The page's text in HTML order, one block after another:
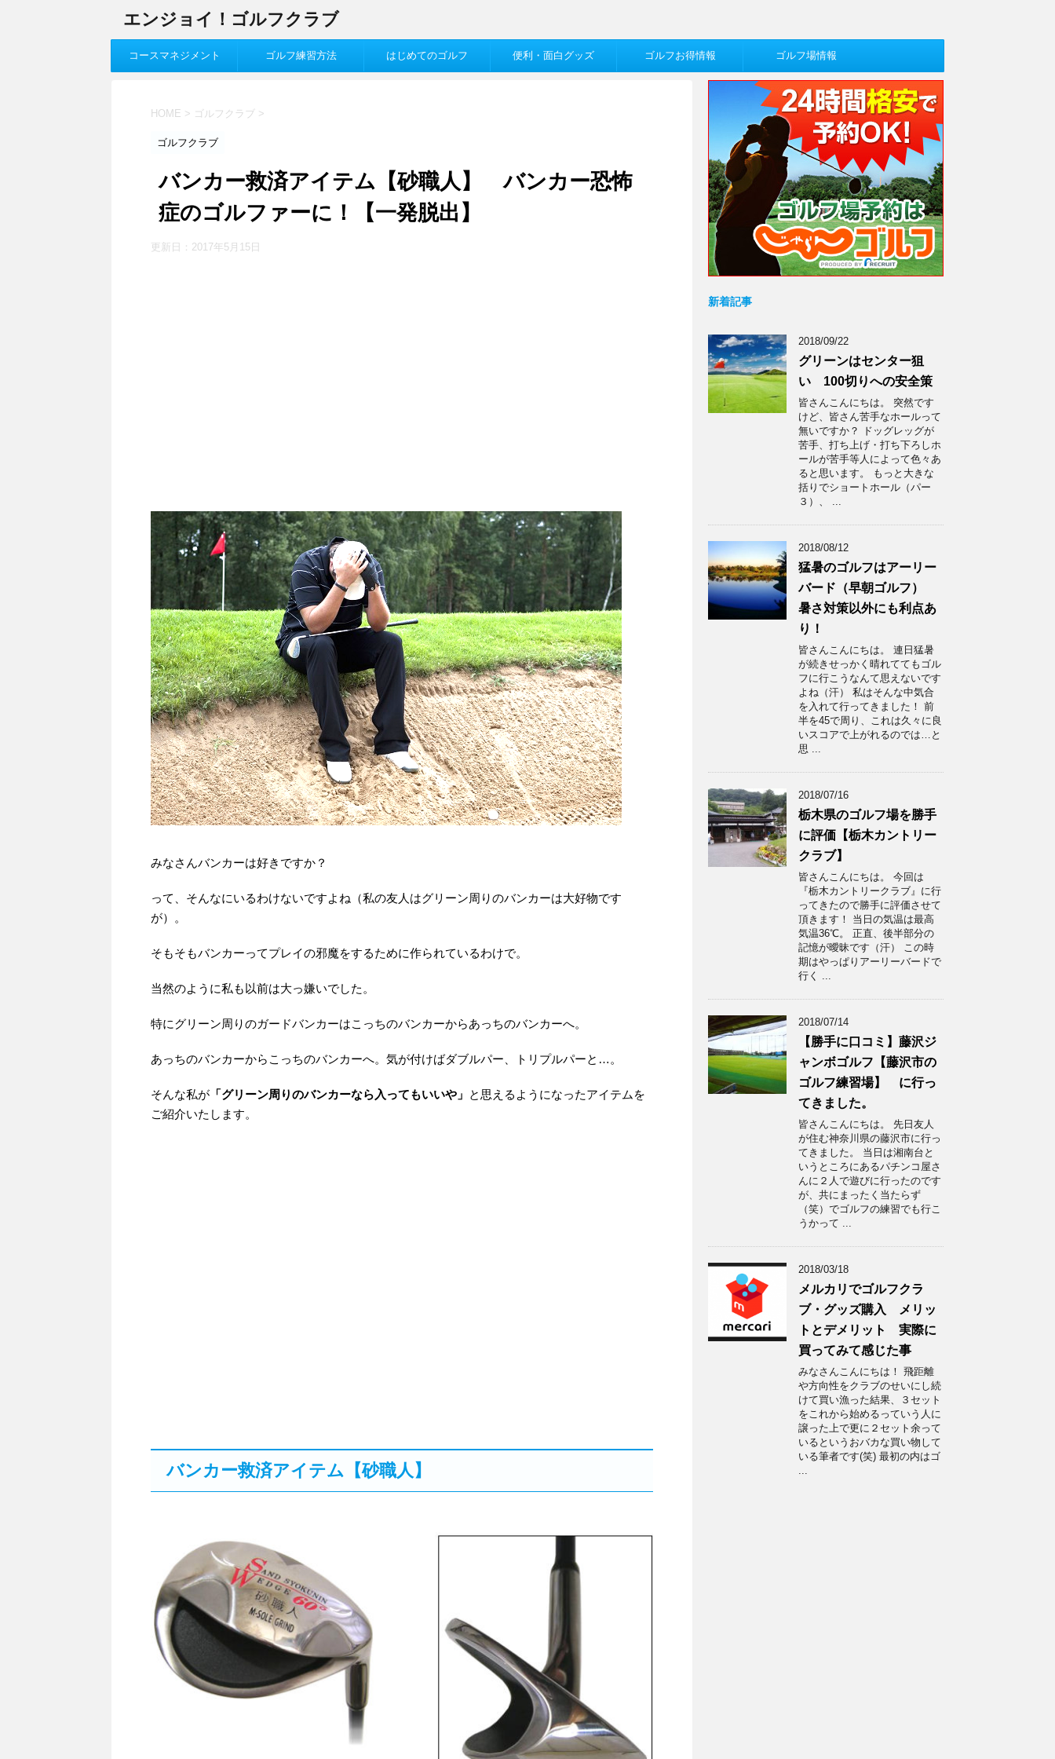
エンジョイ！ゴルフクラブ
コースマネジメント ゴルフ練習方法 はじめてのゴルフ 便利・面白グッズ ゴルフお得情報 ゴルフ場情報
HOME > ゴルフクラブ >
ゴルフクラブ
バンカー救済アイテム【砂職人】 バンカー恐怖
症のゴルファーに！【一発脱出】
更新日： 2017年5月15日
みなさんバンカーは好きですか？
って、そんなにいるわけないですよね（私の友人はグリーン周りのバンカーは大好物です
が）。
そもそもバンカーってプレイの邪魔をするために作られているわけで。
当然のように私も以前は大っ嫌いでした。
特にグリーン周りのガードバンカーはこっちのバンカーからあっちのバンカーへ。
あっちのバンカーからこっちのバンカーへ。気が付けばダブルパー、トリプルパーと…。
そんな私が 「グリーン周りのバンカーなら入ってもいいや」 と思えるようになったアイテムを
ご紹介いたします。
バンカー救済アイテム【砂職人】
新着記事
2018/09/22
グリーンはセンター狙
い 100切りへの安全策
皆さんこんにちは。 突然です
けど、皆さん苦手なホールって
無いですか？ ドッグレッグが
苦手、打ち上げ・打ち下ろしホ
ールが苦手等人によって色々あ
ると思います。 もっと大きな
括りでショートホール（パー
３）、 ...
2018/08/12
猛暑のゴルフはアーリー
バード（早朝ゴルフ）
暑さ対策以外にも利点あ
り！
皆さんこんにちは。 連日猛暑
が続きせっかく晴れててもゴル
フに行こうなんて思えないです
よね（汗） 私はそんな中気合
を入れて行ってきました！ 前
半を45で周り、これは久々に良
いスコアで上がれるのでは…と
思 ...
2018/07/16
栃木県のゴルフ場を勝手
に評価【栃木カントリー
クラブ】
皆さんこんにちは。 今回は
『栃木カントリークラブ』に行
ってきたので勝手に評価させて
頂きます！ 当日の気温は最高
気温36℃。 正直、後半部分の
記憶が曖昧です（汗） この時
期はやっぱりアーリーバードで
行く ...
2018/07/14
【勝手に口コミ】藤沢ジ
ャンボゴルフ【藤沢市の
ゴルフ練習場】 に行っ
てきました。
皆さんこんにちは。 先日友人
が住む神奈川県の藤沢市に行っ
てきました。 当日は湘南台と
いうところにあるパチンコ屋さ
んに２人で遊びに行ったのです
が、共にまったく当たらず
（笑）でゴルフの練習でも行こ
うかって ...
2018/03/18
メルカリでゴルフクラ
ブ・グッズ購入 メリッ
トとデメリット 実際に
買ってみて感じた事
みなさんこんにちは！ 飛距離
や方向性をクラブのせいにし続
けて買い漁った結果、３セット
をこれから始めるっていう人に
譲った上で更に２セット余って
いるというおバカな買い物して
いる筆者です(笑) 最初の内はゴ
...